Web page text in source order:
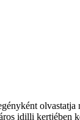
idilli